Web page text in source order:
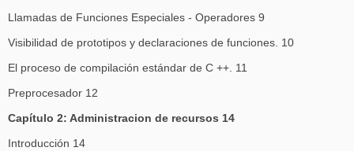
Llamadas de Funciones Especiales - Operadores 9
Visibilidad de prototipos y declaraciones de funciones. 10
El proceso de compilación estándar de C ++. 11
Preprocesador 12
Capítulo 2: Administracion de recursos 14
Introducción 14